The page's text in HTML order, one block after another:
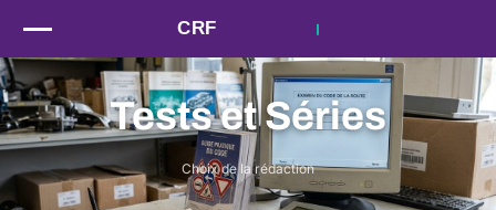
Tests et Séries
Choix de la rédaction